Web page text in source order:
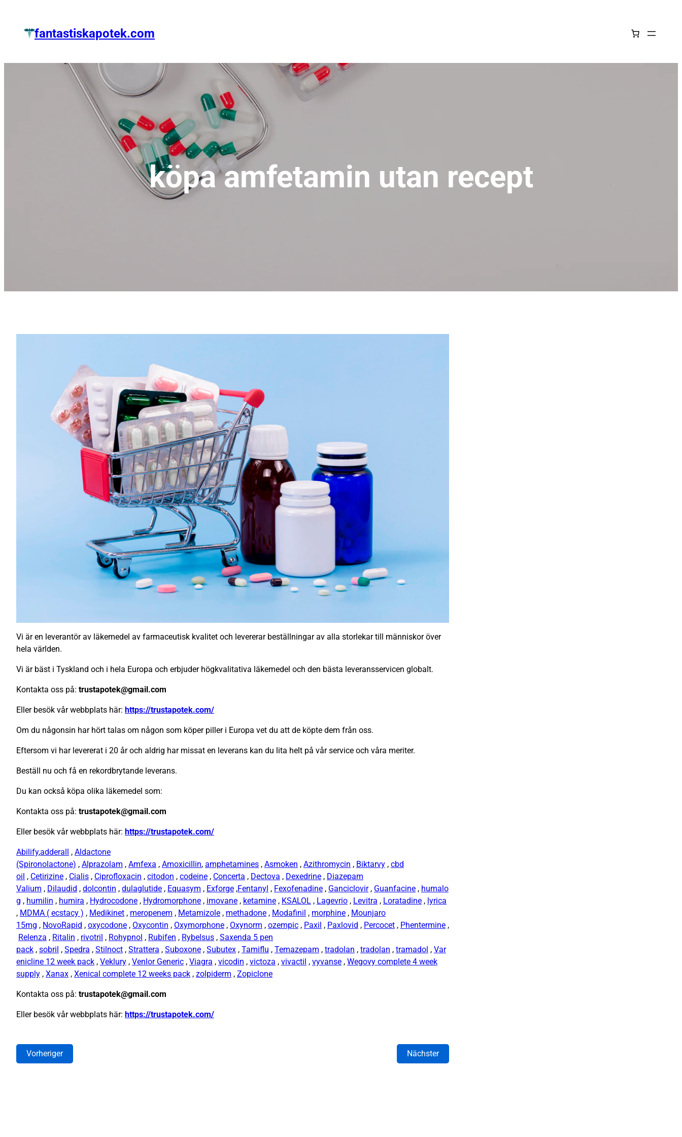
springenfantastiskapotek.com
köpa amfetamin utan recept
Vi är en leverantör av läkemedel av farmaceutisk kvalitet och levererar beställningar av alla storlekar till människor över
hela världen.
Vi är bäst i Tyskland och i hela Europa och erbjuder högkvalitativa läkemedel och den bästa leveransservicen globalt.
Kontakta oss på: trustapotek@gmail.com
Eller besök vår webbplats här: https://trustapotek.com/
Om du någonsin har hört talas om någon som köper piller i Europa vet du att de köpte dem från oss.
Eftersom vi har levererat i 20 år och aldrig har missat en leverans kan du lita helt på vår service och våra meriter.
Beställ nu och få en rekordbrytande leverans.
Du kan också köpa olika läkemedel som:
Kontakta oss på: trustapotek@gmail.com
Eller besök vår webbplats här: https://trustapotek.com/
Abilify,adderall , Aldactone
(Spironolactone) , Alprazolam , Amfexa , Amoxicillin, amphetamines , Asmoken , Azithromycin , Biktarvy , cbd
oil , Cetirizine , Cialis , Ciprofloxacin , citodon , codeine , Concerta , Dectova , Dexedrine , Diazepam
Valium , Dilaudid , dolcontin , dulaglutide , Equasym , Exforge ,Fentanyl , Fexofenadine , Ganciclovir, Guanfacine , humalo
g , humilin , humira , Hydrocodone , Hydromorphone , imovane , ketamine , KSALOL , Lagevrio , Levitra , Loratadine , lyrica
, MDMA ( ecstacy ) , Medikinet , meropenem , Metamizole , methadone , Modafinil , morphine , Mounjaro
15mg , NovoRapid , oxycodone , Oxycontin , Oxymorphone , Oxynorm , ozempic , Paxil , Paxlovid , Percocet , Phentermine ,
Relenza , Ritalin , rivotril , Rohypnol , Rubifen , Rybelsus , Saxenda 5 pen
pack , sobril , Spedra , Stilnoct , Strattera , Suboxone , Subutex , Tamiflu , Temazepam , tradolan , tradolan , tramadol , Var
enicline 12 week pack , Veklury , Venlor Generic , Viagra , vicodin , victoza , vivactil , vyvanse , Wegovy complete 4 week
supply , Xanax , Xenical complete 12 weeks pack , zolpiderm , Zopiclone
Kontakta oss på: trustapotek@gmail.com
Eller besök vår webbplats här: https://trustapotek.com/
Vorheriger Nächster